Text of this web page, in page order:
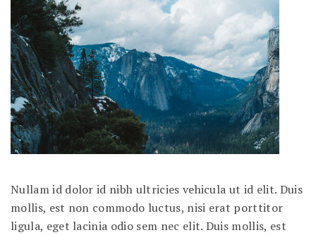
Nullam id dolor id nibh ultricies vehicula ut id elit. Duis
mollis, est non commodo luctus, nisi erat porttitor
ligula, eget lacinia odio sem nec elit. Duis mollis, est